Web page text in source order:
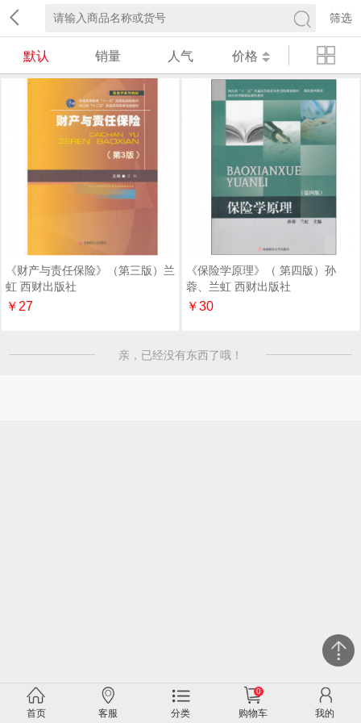
筛选
默认 销量 人气 价格
《财产与责任保险》（第三版）兰
虹 西财出版社
￥27
《保险学原理》（ 第四版）孙
蓉、兰虹 西财出版社
￥30
亲，已经没有东西了哦！
首页 客服 分类
0
购物车 我的